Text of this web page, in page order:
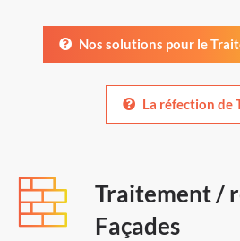
Nos solutions pour le
La réfection de
Traitement /
Façades